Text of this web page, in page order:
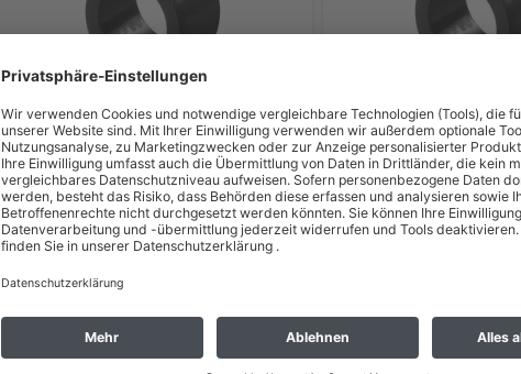
2,86 €
inkl. MwSt zzgl. Versand *
Lieferzeit: 2 - 3 Wochen*
2,99 €
inkl. MwSt zzgl. Versand *
Lieferzeit: 2 - 3 Wochen*
(*) Zahlungsmöglichkeiten und Versandbedingungen